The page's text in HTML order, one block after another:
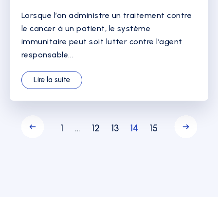
Lorsque l’on administre un traitement contre
le cancer à un patient, le système
immunitaire peut soit lutter contre l’agent
responsable...
Lire la suite
1 … 12 13 14 15